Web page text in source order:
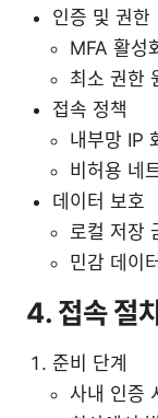
인증 및 권한
MFA 활성
최소 권한
접속 정책
내부망 IP
비허용 네
데이터 보호
로컬 저장
민감 데이
4. 접속 절
준비 단계
사내 인증